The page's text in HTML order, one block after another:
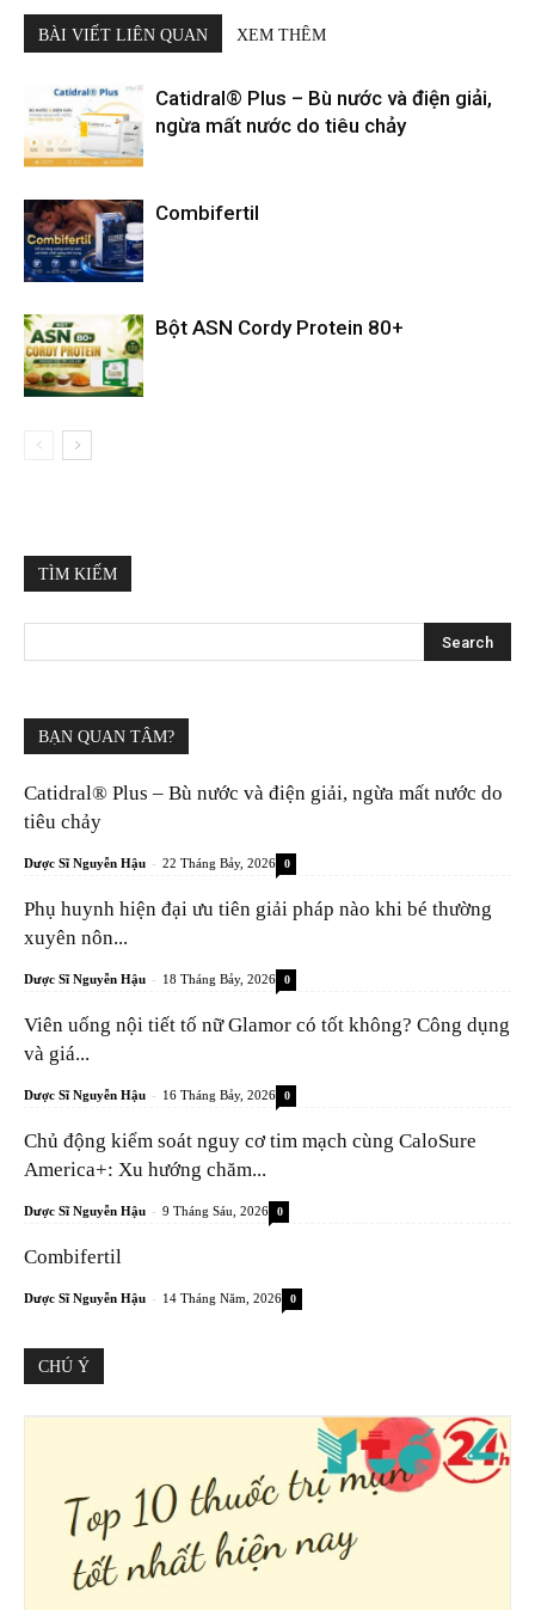
BÀI VIẾT LIÊN QUAN XEM THÊM
Catidral® Plus – Bù nước và điện giải,
ngừa mất nước do tiêu chảy
Combifertil
Bột ASN Cordy Protein 80+
TÌM KIẾM
BẠN QUAN TÂM?
Catidral® Plus – Bù nước và điện giải, ngừa mất nước do
tiêu chảy
Dược Sĩ Nguyễn Hậu - 22 Tháng Bảy, 2026 0
Phụ huynh hiện đại ưu tiên giải pháp nào khi bé thường
xuyên nôn...
Dược Sĩ Nguyễn Hậu - 18 Tháng Bảy, 2026 0
Viên uống nội tiết tố nữ Glamor có tốt không? Công dụng
và giá...
Dược Sĩ Nguyễn Hậu - 16 Tháng Bảy, 2026 0
Chủ động kiểm soát nguy cơ tim mạch cùng CaloSure
America+: Xu hướng chăm...
Dược Sĩ Nguyễn Hậu - 9 Tháng Sáu, 2026 0
Combifertil
Dược Sĩ Nguyễn Hậu - 14 Tháng Năm, 2026 0
CHÚ Ý